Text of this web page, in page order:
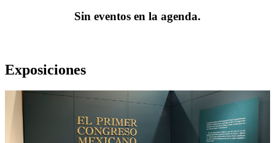
Sin eventos en la agenda.
Exposiciones